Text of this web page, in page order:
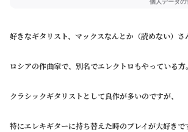
好きなギタリスト、マックスなんとか（読めない）さ
ロシアの作曲家で、別名でエレクトロもやっている方。
クラシックギタリストとして良作が多いのですが、
特にエレキギターに持ち替えた時のプレイが大好きで